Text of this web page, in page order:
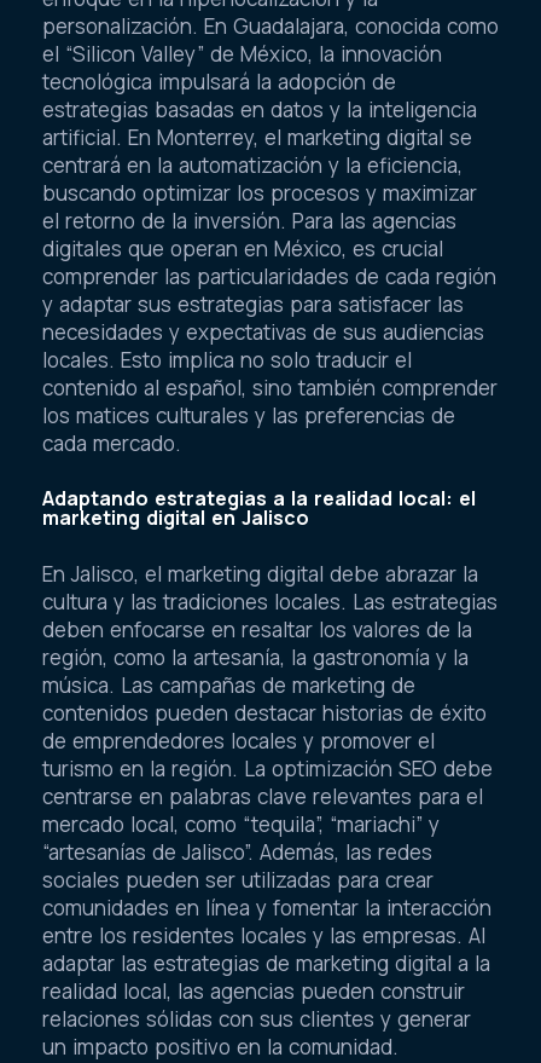
personalización. En Guadalajara, conocida como
el “Silicon Valley” de México, la innovación
tecnológica impulsará la adopción de
estrategias basadas en datos y la inteligencia
artificial. En Monterrey, el marketing digital se
centrará en la automatización y la eficiencia,
buscando optimizar los procesos y maximizar
el retorno de la inversión. Para las agencias
digitales que operan en México, es crucial
comprender las particularidades de cada región
y adaptar sus estrategias para satisfacer las
necesidades y expectativas de sus audiencias
locales. Esto implica no solo traducir el
contenido al español, sino también comprender
los matices culturales y las preferencias de
cada mercado.
Adaptando estrategias a la realidad local: el
marketing digital en Jalisco
En Jalisco, el marketing digital debe abrazar la
cultura y las tradiciones locales. Las estrategias
deben enfocarse en resaltar los valores de la
región, como la artesanía, la gastronomía y la
música. Las campañas de marketing de
contenidos pueden destacar historias de éxito
de emprendedores locales y promover el
turismo en la región. La optimización SEO debe
centrarse en palabras clave relevantes para el
mercado local, como “tequila”, “mariachi” y
“artesanías de Jalisco”. Además, las redes
sociales pueden ser utilizadas para crear
comunidades en línea y fomentar la interacción
entre los residentes locales y las empresas. Al
adaptar las estrategias de marketing digital a la
realidad local, las agencias pueden construir
relaciones sólidas con sus clientes y generar
un impacto positivo en la comunidad.